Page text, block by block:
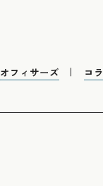
オフィサーズ コ